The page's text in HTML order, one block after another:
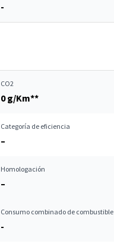
-
CO2
0 g/Km**
Categoría de eficiencia
–
Homologación
–
Consumo combinado de combustible
-